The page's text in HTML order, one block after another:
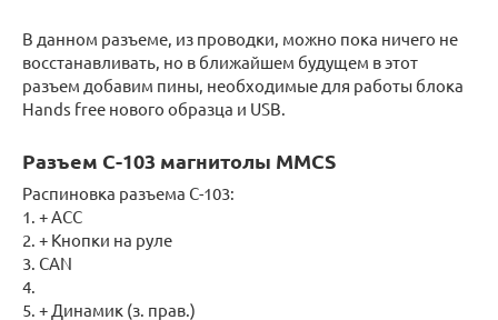
В данном разъеме, из проводки, можно пока ничего не
восстанавливать, но в ближайшем будущем в этот
разъем добавим пины, необходимые для работы блока
Hands free нового образца и USB.
Разъем С-103 магнитолы MMCS
Распиновка разъема С-103:
1. + АСС
2. + Кнопки на руле
3. CAN
4.
5. + Динамик (з. прав.)